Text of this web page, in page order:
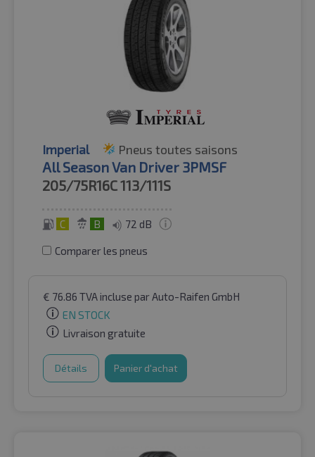
Imperial Pneus toutes saisons
All Season Van Driver 3PMSF
205/75R16C113/111S
C B 72 dB
Comparer les pneus
€ 76.86 TVA incluse par Auto-Raifen GmbH
EN STOCK
Livraison gratuite
Détails Panier d'achat